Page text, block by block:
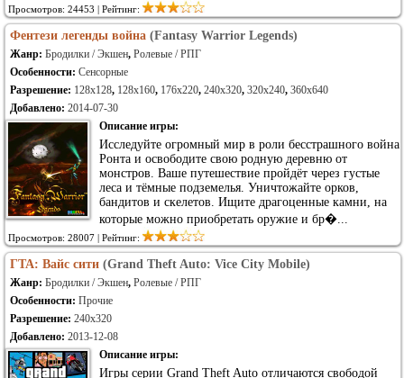
Просмотров: 24453 | Рейтинг:
Фентези легенды война (Fantasy Warrior Legends)
Жанр: Бродилки / Экшен, Ролевые / РПГ
Особенности: Сенсорные
Разрешение: 128x128, 128x160, 176x220, 240x320, 320x240, 360x640
Добавлено: 2014-07-30
Описание игры:
Исследуйте огромный мир в роли бесстрашного война
Ронта и освободите свою родную деревню от
монстров. Ваше путешествие пройдёт через густые
леса и тёмные подземелья. Уничтожайте орков,
бандитов и скелетов. Ищите драгоценные камни, на
которые можно приобретать оружие и бр�...
Просмотров: 28007 | Рейтинг:
ГТА: Вайс сити (Grand Theft Auto: Vice City Mobile)
Жанр: Бродилки / Экшен, Ролевые / РПГ
Особенности: Прочие
Разрешение: 240x320
Добавлено: 2013-12-08
Описание игры:
Игры серии Grand Theft Auto отличаются свободой